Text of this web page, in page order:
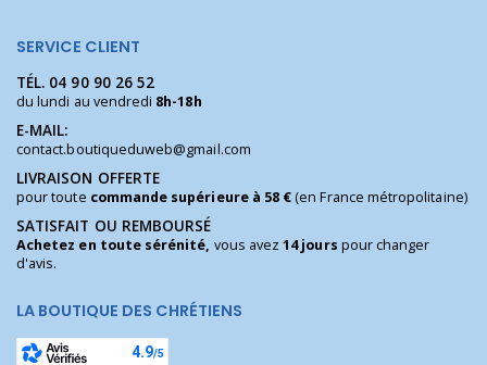
SERVICE CLIENT
TÉL. 04 90 90 26 52
du lundi au vendredi 8h-18h
E-MAIL:
contact.boutiqueduweb@gmail.com
LIVRAISON OFFERTE
pour toute commande supérieure à 58 €(en France métropolitaine)
SATISFAIT OU REMBOURSÉ
Achetez en toute sérénité, vous avez14 jours pour changer
d'avis.
LA BOUTIQUE DES CHRÉTIENS